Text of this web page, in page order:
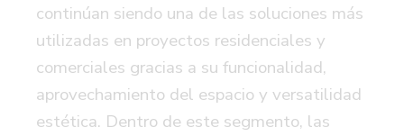
continúan siendo una de las soluciones más
utilizadas en proyectos residenciales y
comerciales gracias a su funcionalidad,
aprovechamiento del espacio y versatilidad
estética. Dentro de este segmento, las